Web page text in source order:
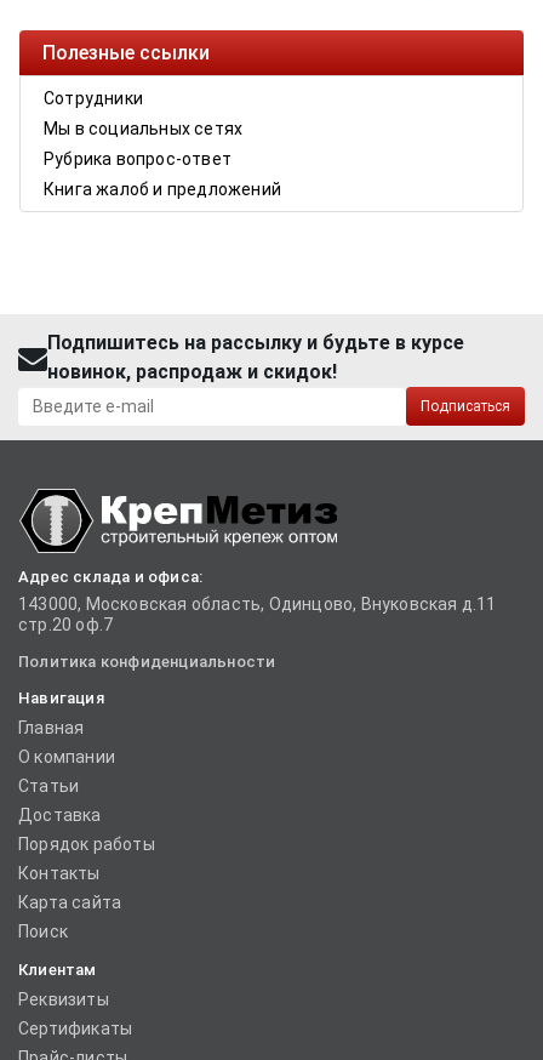
Полезные ссылки
Сотрудники
Мы в социальных сетях
Рубрика вопрос-ответ
Книга жалоб и предложений
Подпишитесь на рассылку и будьте в курсе
новинок, распродаж и скидок!
Подписаться
Адрес склада и офиса:
143000, Московская область, Одинцово, Внуковская д.11
стр.20 оф.7
Политика конфиденциальности
Навигация
Главная
О компании
Статьи
Доставка
Порядок работы
Контакты
Карта сайта
Поиск
Клиентам
Реквизиты
Сертификаты